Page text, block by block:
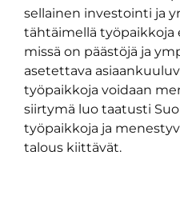
sellainen investointi ja
tähtäimellä työpaikkoja
missä on päästöjä ja
asetettava
työpaikkoja voidaan
siirtymä luo taatusti
työpaikkoja ja
talous kiittävät.